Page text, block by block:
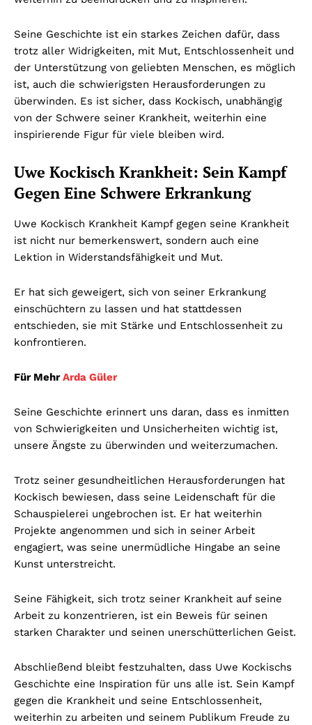
Seine Geschichte ist ein starkes Zeichen dafür, dass
trotz aller Widrigkeiten, mit Mut, Entschlossenheit und
der Unterstützung von geliebten Menschen, es möglich
ist, auch die schwierigsten Herausforderungen zu
überwinden. Es ist sicher, dass Kockisch, unabhängig
von der Schwere seiner Krankheit, weiterhin eine
inspirierende Figur für viele bleiben wird.
Uwe Kockisch Krankheit: Sein Kampf
Gegen Eine Schwere Erkrankung
Uwe Kockisch Krankheit Kampf gegen seine Krankheit
ist nicht nur bemerkenswert, sondern auch eine
Lektion in Widerstandsfähigkeit und Mut.
Er hat sich geweigert, sich von seiner Erkrankung
einschüchtern zu lassen und hat stattdessen
entschieden, sie mit Stärke und Entschlossenheit zu
konfrontieren.
Für MehrArda Güler
Seine Geschichte erinnert uns daran, dass es inmitten
von Schwierigkeiten und Unsicherheiten wichtig ist,
unsere Ängste zu überwinden und weiterzumachen.
Trotz seiner gesundheitlichen Herausforderungen hat
Kockisch bewiesen, dass seine Leidenschaft für die
Schauspielerei ungebrochen ist. Er hat weiterhin
Projekte angenommen und sich in seiner Arbeit
engagiert, was seine unermüdliche Hingabe an seine
Kunst unterstreicht.
Seine Fähigkeit, sich trotz seiner Krankheit auf seine
Arbeit zu konzentrieren, ist ein Beweis für seinen
starken Charakter und seinen unerschütterlichen Geist.
Abschließend bleibt festzuhalten, dass Uwe Kockischs
Geschichte eine Inspiration für uns alle ist. Sein Kampf
gegen die Krankheit und seine Entschlossenheit,
weiterhin zu arbeiten und seinem Publikum Freude zu